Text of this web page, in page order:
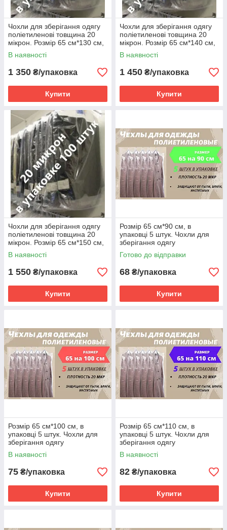
Чохли для зберігання одягу
поліетиленові товщина 20
мікрон. Розмір 65 см*130 см,
в упаковці 100 штук
В наявності
1 350 ₴/упаковка
Купити
Чохли для зберігання одягу
поліетиленові товщина 20
мікрон. Розмір 65 см*140 см,
в упаковці 100 штук
В наявності
1 450 ₴/упаковка
Купити
Чохли для зберігання одягу
поліетиленові товщина 20
мікрон. Розмір 65 см*150 см,
в упаковці 100 штук
В наявності
1 550 ₴/упаковка
Купити
Розмір 65 см*90 см, в
упаковці 5 штук. Чохли для
зберігання одягу
поліетиленові товщина 20
мікрон.
Готово до відправки
68 ₴/упаковка
Купити
Розмір 65 см*100 см, в
упаковці 5 штук. Чохли для
зберігання одягу
поліетиленові товщина 20
мікрон.
В наявності
75 ₴/упаковка
Купити
Розмір 65 см*110 см, в
упаковці 5 штук. Чохли для
зберігання одягу
поліетиленові товщина 20
мікрон.
В наявності
82 ₴/упаковка
Купити